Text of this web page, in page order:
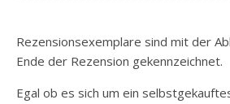
Rezensionsexemplare sind mit der
Ende der Rezension gekennzeichnet.
Egal ob es sich um ein